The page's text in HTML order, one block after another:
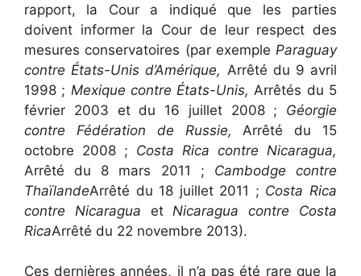
rapport, la Cour a indiqué que les parties
doivent informer la Cour de leur respect des
mesures conservatoires (par exemple Paraguay
contre États-Unis d’Amérique, Arrêté du 9 avril
1998 ; Mexique contre États-Unis, Arrêtés du 5
février 2003 et du 16 juillet 2008 ; Géorgie
contre Fédération de Russie, Arrêté du 15
octobre 2008 ; Costa Rica contre Nicaragua,
Arrêté du 8 mars 2011 ; Cambodge contre
ThaïlandeArrêté du 18 juillet 2011 ; Costa Rica
contre Nicaragua et Nicaragua contre Costa
RicaArrêté du 22 novembre 2013).
Ces dernières années, il n’a pas été rare que la